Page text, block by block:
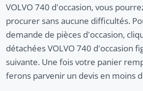
VOLVO 740 d'occasion, vous
procurer sans aucune difficultés.
demande de pièces d'occasion,
détachées VOLVO 740 d'occasion
suivante. Une fois votre panier
ferons parvenir un devis en moins